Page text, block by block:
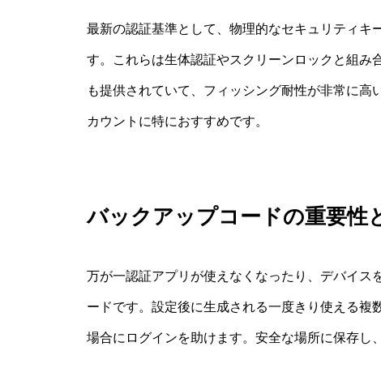
最新の認証基準として、物理的なセキュリティキ
す。これらは生体認証やスクリーンロックと組
も提供されていて、フィッシング耐性が非常に
カウントに特におすすめです。
バックアップコードの重要性
万が一認証アプリが使えなくなったり、デバイス
ードです。設定後に生成される一度きり使える
場合にログインを助けます。安全な場所に保存し